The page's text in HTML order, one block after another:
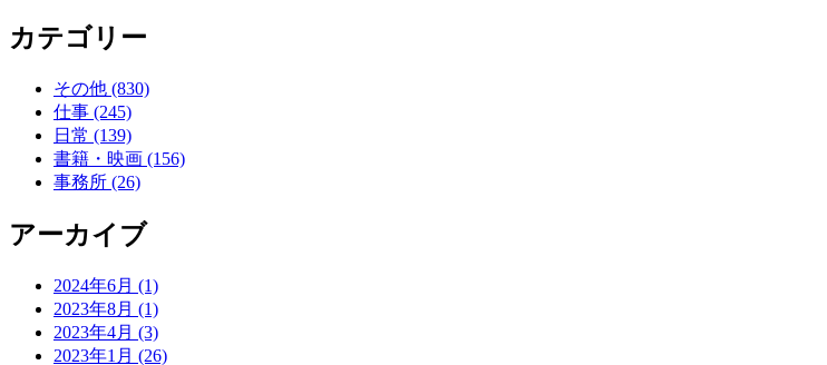
カテゴリー
その他 (830)
仕事 (245)
日常 (139)
書籍・映画 (156)
事務所 (26)
アーカイブ
2024年6月 (1)
2023年8月 (1)
2023年4月 (3)
2023年1月 (26)